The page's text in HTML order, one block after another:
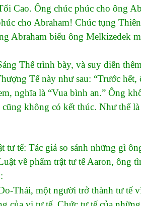
Cao. Ông chúc phúc cho ông
cho Abraham! Chúc tụng
Abraham biếu ông Melkizedek
Thế trình bày, và suy diễn
Tế này như sau: “Trước hết,
nghĩa là “Vua bình an.” Ông
không có kết thúc. Như thế
Tác giả so sánh những gì
về phẩm trật tư tế Aaron, ông
một người trở thành tư tế vì